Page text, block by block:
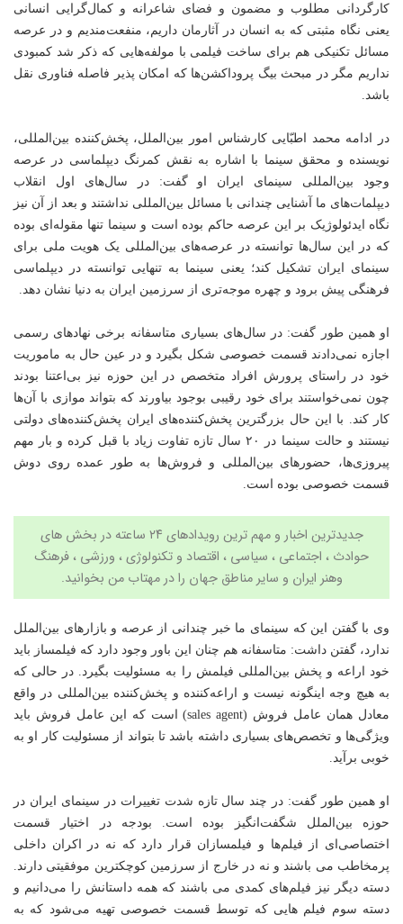
کارگردانی مطلوب و مضمون و فضای شاعرانه و کمال‌گرایی انسانی
یعنی نگاه مثبتی که به انسان در آثارمان داریم، منفعت‌مندیم و در عرصه
مسائل تکنیکی هم برای ساخت فیلمی با مولفه‌هایی که ذکر شد کمبودی
نداریم مگر در مبحث بیگ پروداکشن‌ها که امکان پذیر فاصله فناوری نقل
باشد.
در ادامه محمد اطبّایی کارشناس امور بین‌الملل، پخش‌کننده بین‌المللی،
نویسنده و محقق سینما با اشاره به نقش کمرنگ دیپلماسی در عرصه
وجود بین‌المللی سینمای ایران او گفت: در سال‌های اول انقلاب
دیپلمات‌های ما آشنایی چندانی با مسائل بین‌المللی نداشتند و بعد از آن نیز
نگاه ایدئولوژیک بر این عرصه حاکم بوده است و سینما تنها مقوله‌ای بوده
که در این سال‌ها توانسته در عرصه‌های بین‌المللی یک هویت ملی برای
سینمای ایران تشکیل کند؛ یعنی سینما به تنهایی توانسته در دیپلماسی
فرهنگی پیش برود و چهره موجه‌تری از سرزمین ایران به دنیا نشان دهد.
او همین طور گفت: در سال‌های بسیاری متاسفانه برخی نهادهای رسمی
اجازه نمی‌دادند قسمت خصوصی شکل بگیرد و در عین حال به ماموریت
خود در راستای پرورش افراد متخصص در این حوزه نیز بی‌اعتنا بودند
چون نمی‌خواستند برای خود رقیبی بوجود بیاورند که بتواند موازی با آن‌ها
کار کند. با این حال بزرگترین پخش‌کننده‌های ایران پخش‌کننده‌های دولتی
نیستند و حالت سینما در ۲۰ سال تازه تفاوت زیاد با قبل کرده و بار مهم
پیروزی‌ها، حضورهای بین‌المللی و فروش‌ها به طور عمده روی دوش
قسمت خصوصی بوده است.
جدیدترین اخبار و مهم ترین رویدادهای ۲۴ ساعته در بخش های
حوادث ، اجتماعی ، سیاسی ، اقتصاد و تکنولوژی، ورزشی ، فرهنگ
وهنر ایران و سایر مناطق جهان را در مهتاب من بخوانید.
وی با گفتن این که سینمای ما خبر
چندانی از عرصه و بازارهای بین‌الملل
ندارد، گفتن داشت: متاسفانه هم چنان این باور وجود دارد که فیلمساز باید
خود اراعه و پخش بین‌المللی فیلمش را به مسئولیت بگیرد. در حالی که
به هیچ وجه اینگونه نیست و اراعه‌کننده و پخش‌کننده بین‌المللی در واقع
معادل همان عامل فروش (sales agent) است که این عامل فروش باید
ویژگی‌ها و تخصص‌های بسیاری داشته باشد تا بتواند از مسئولیت کار او به
خوبی برآید.
او همین طور گفت: در چند سال تازه شدت تغییرات در سینمای ایران در
حوزه بین‌الملل شگفت‌انگیز بوده است. بودجه در اختیار قسمت
اختصاصی‌ای از فیلم‌ها و فیلمسازان قرار دارد که نه در اکران داخلی
پرمخاطب می باشند و نه در خارج از سرزمین کوچکترین موفقیتی دارند.
دسته دیگر نیز فیلم‌های کمدی می باشند که همه داستانش را می‌دانیم و
دسته سوم فیلم هایی که توسط قسمت خصوصی تهیه می‌شود که به